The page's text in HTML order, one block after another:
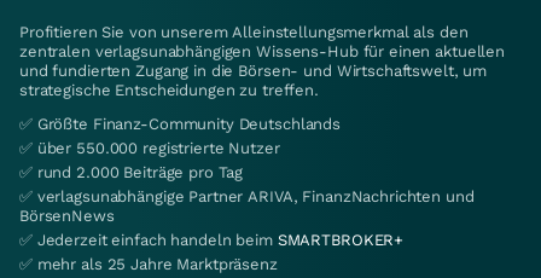
Profitieren Sie von unserem Alleinstellungsmerkmal als den
zentralen verlagsunabhängigen Wissens-Hub für einen aktuellen
und fundierten Zugang in die Börsen- und Wirtschaftswelt, um
strategische Entscheidungen zu treffen.
✅ Größte Finanz-Community Deutschlands
✅ über 550.000 registrierte Nutzer
✅ rund 2.000 Beiträge pro Tag
✅ verlagsunabhängige Partner ARIVA, FinanzNachrichten und
BörsenNews
✅ Jederzeit einfach handeln beim SMARTBROKER+
✅ mehr als 25 Jahre Marktpräsenz